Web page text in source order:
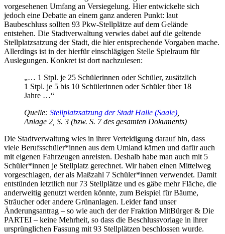
vorgesehenen Umfang an Versiegelung. Hier entwickelte sich
jedoch eine Debatte an einem ganz anderen Punkt: laut
Baubeschluss sollten 93 Pkw-Stellplätze auf dem Gelände
entstehen. Die Stadtverwaltung verwies dabei auf die geltende
Stellplatzsatzung der Stadt, die hier entsprechende Vorgaben mache.
Allerdings ist in der hierfür einschlägigen Stelle Spielraum für
Auslegungen. Konkret ist dort nachzulesen:
„… 1 Stpl. je 25 Schülerinnen oder Schüler, zusätzlich
1 Stpl. je 5 bis 10 Schülerinnen oder Schüler über 18
Jahre …“
Quelle: Stellplatzsatzung der Stadt Halle (Saale)
Anlage 2, S. 3 (bzw. S. 7 des gesamten Dokuments)
Die Stadtverwaltung wies in ihrer Verteidigung darauf hin, dass
viele Berufsschüler*innen aus dem Umland kämen und dafür auch
mit eigenen Fahrzeugen anreisten. Deshalb habe man auch mit 5
Schüler*innen je Stellplatz gerechnet. Wir haben einen Mittelweg
vorgeschlagen, der als Maßzahl 7 Schüler*innen verwendet. Damit
entstünden letztlich nur 73 Stellplätze und es gäbe mehr Fläche, die
anderweitig genutzt werden könnte, zum Beispiel für Bäume,
Sträucher oder andere Grünanlagen. Leider fand unser
Änderungsantrag – so wie auch der der Fraktion MitBürger & Die
PARTEI – keine Mehrheit, so dass die Beschlussvorlage in ihrer
ursprünglichen Fassung mit 93 Stellplätzen beschlossen wurde.